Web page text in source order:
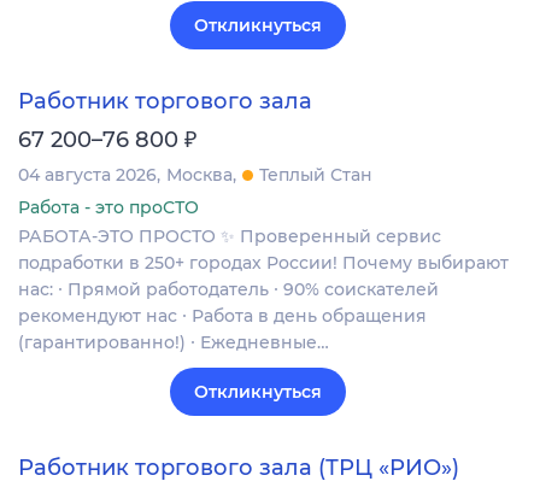
Откликнуться
Работник торгового зала
67 200–76 800 ₽
04 августа 2026 Москва
Теплый Стан
Работа - это проСТО
РАБОТА-ЭТО ПРОСТО ✨ Проверенный сервис
подработки в 250+ городах России! Почему выбирают
нас: ∙ Прямой работодатель ∙ 90% соискателей
рекомендуют нас ∙ Работа в день обращения
(гарантированно!) ∙ Ежедневные…
Откликнуться
Работник торгового зала (ТРЦ «РИО»)